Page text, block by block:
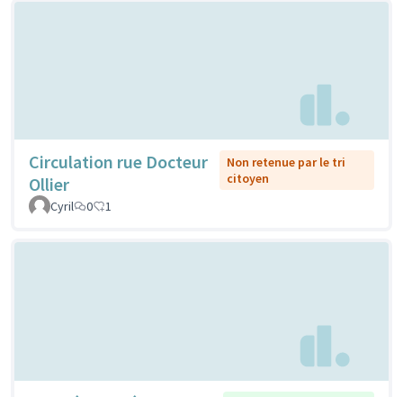
Circulation rue Docteur
Ollier
Non retenue par le tri
citoyen
Cyril
0 1